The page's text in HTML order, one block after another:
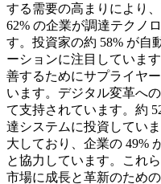
する需要の高まりにより
62% の企業が調達テクノ
す。投資家の約 58% が自
ーションに注目していま
善するためにサプライヤ
います。デジタル変革へ
て支持されています。約
達システムに投資してい
大しており、企業の 49%
と協力しています。これ
市場に成長と革新のため